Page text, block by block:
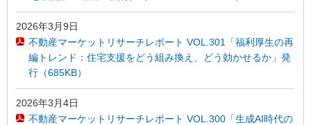
2026年3月9日
不動産マーケットリサーチレポート VOL.301「福利厚生の再
編トレンド：住宅支援をどう組み換え、どう効かせるか」発
行（685KB）
2026年3月4日
不動産マーケットリサーチレポート VOL.300「生成AI時代の